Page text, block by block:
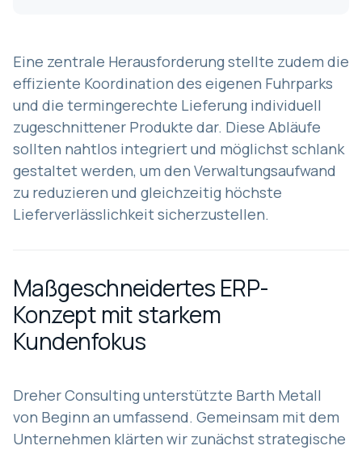
Eine zentrale Herausforderung stellte zudem die
effiziente Koordination des eigenen Fuhrparks
und die termingerechte Lieferung individuell
zugeschnittener Produkte dar. Diese Abläufe
sollten nahtlos integriert und möglichst schlank
gestaltet werden, um den Verwaltungsaufwand
zu reduzieren und gleichzeitig höchste
Lieferverlässlichkeit sicherzustellen.
Maßgeschneidertes ERP-
Konzept mit starkem
Kundenfokus
Dreher Consulting unterstützte Barth Metall
von Beginn an umfassend. Gemeinsam mit dem
Unternehmen klärten wir zunächst strategische